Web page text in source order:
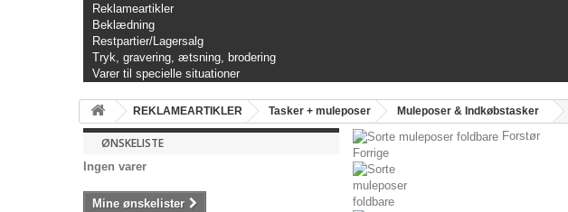
Reklameartikler
Beklædning
Restpartier/Lagersalg
Tryk, gravering, ætsning, brodering
Varer til specielle situationer
REKLAMEARTIKLER Tasker + muleposer Muleposer & Indkøbstasker
ØNSKELISTE
Ingen varer
Mine ønskelister
Forstør
Forrige